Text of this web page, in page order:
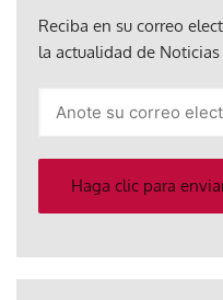
Reciba en su correo
la actualidad de
electrónico
Haga clic para